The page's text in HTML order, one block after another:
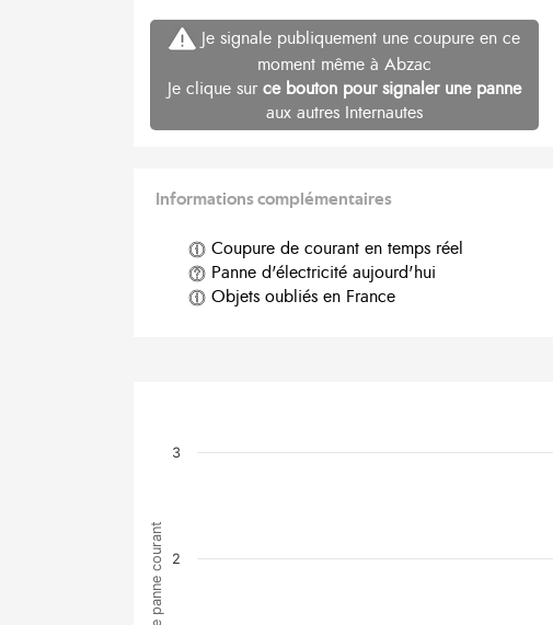
Je signale publiquement une coupure en ce
moment même à Abzac
Je clique sur ce bouton pour signaler une panne
aux autres Internautes
Informations complémentaires
Coupure de courant en temps réel
Panne d'électricité aujourd'hui
Objets oubliés en France
2
3